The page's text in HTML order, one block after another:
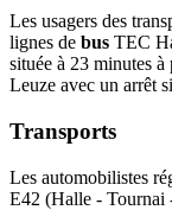
Les usagers des
lignes de bus TEC
située à 23 minutes
Leuze avec un arrêt
Transports
Les automobilistes
E42 (Halle - Tournai